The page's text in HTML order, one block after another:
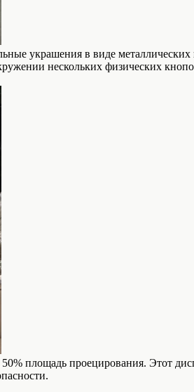
украшения в виде
нескольких физических
площадь проецирования. Этот